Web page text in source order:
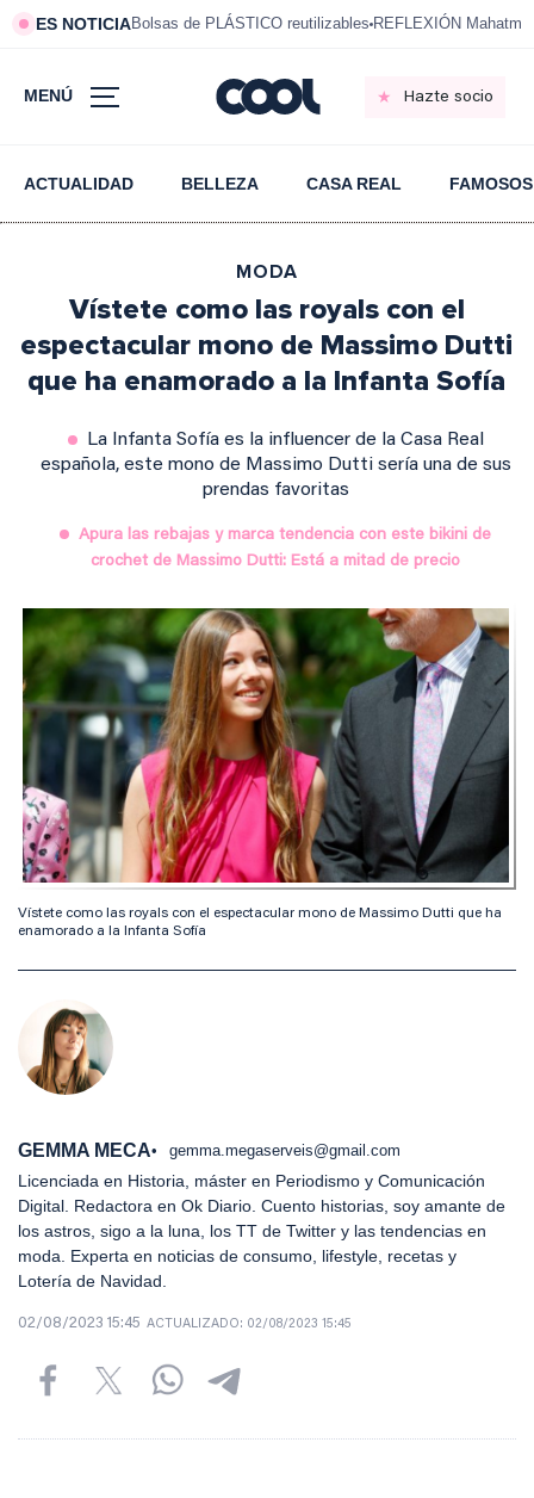
ES NOTICIABolsas de PLÁSTICO reutilizables REFLEXIÓN
MENÚ Hazte socio
ACTUALIDAD BELLEZA CASA REAL FAMOSOS
MODA
Vístete como las royals con el
espectacular mono de Massimo Dutti
que ha enamorado a la Infanta Sofía
La Infanta Sofía es la influencer de la Casa Real
española, este mono de Massimo Dutti sería una de sus
prendas favoritas
Apura las rebajas y marca tendencia con este bikini de
crochet de Massimo Dutti: Está a mitad de precio
Vístete como las royals con el espectacular mono de Massimo Dutti que ha
enamorado a la Infanta Sofía
GEMMA MECA gemma.megaserveis@gmail.com
Licenciada en Historia, máster en Periodismo y Comunicación
Digital. Redactora en Ok Diario. Cuento historias, soy amante de
los astros, sigo a la luna, los TT de Twitter y las tendencias en
moda. Experta en noticias de consumo, lifestyle, recetas y
Lotería de Navidad.
02/08/2023 15:45 ACTUALIZADO: 02/08/2023 15:45